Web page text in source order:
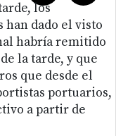
los
han dado el visto
habría remitido
la tarde, y que
que desde el
portuarios,
a partir de